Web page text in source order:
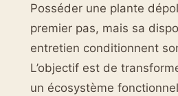
Posséder une plante
premier pas, mais sa
entretien conditionnent
L’objectif est de
un écosystème